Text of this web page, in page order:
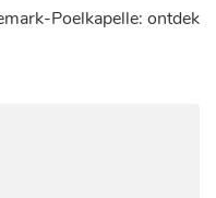
Poelkapelle: ontdek